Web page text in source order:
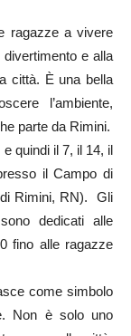
ragazze a vivere
e alla
città. È una bella
l’ambiente,
parte da Rimini.
quindi il 7, il 14, il
il Campo di
Rimini, RN). Gli
dedicati alle
fino alle ragazze
come simbolo
Non è solo uno